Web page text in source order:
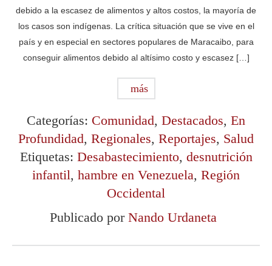
debido a la escasez de alimentos y altos costos, la mayoría de
los casos son indígenas. La crítica situación que se vive en el
país y en especial en sectores populares de Maracaibo, para
conseguir alimentos debido al altísimo costo y escasez […]
más
Categorías: Comunidad, Destacados, En
Profundidad, Regionales, Reportajes, Salud
Etiquetas: Desabastecimiento, desnutrición
infantil, hambre en Venezuela, Región
Occidental
Publicado por Nando Urdaneta